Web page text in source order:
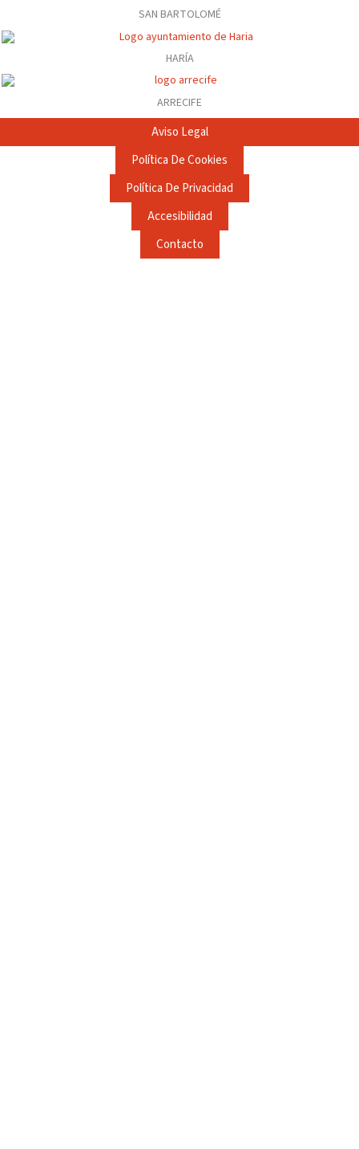
SAN BARTOLOMÉ
HARÍA
ARRECIFE
Aviso Legal
Política De Cookies
Política De Privacidad
Accesibilidad
Contacto